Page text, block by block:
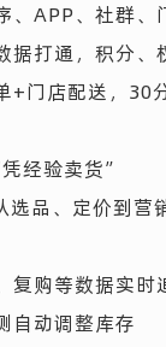
、APP、社群、
据打通，积分、
门店配送，30
经验卖货”
品、定价到营
复购等数据实时
自动调整库存